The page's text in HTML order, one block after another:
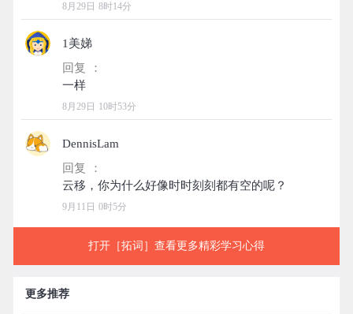
8月29日 8时14分
1美娣
回复 ：
8月29日 10时53分
DennisLam
回复 ：
9月11日 0时5分
打开［拓词］查看更多精彩学习心得
更多推荐